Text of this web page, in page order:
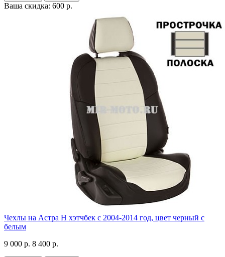
Ваша скидка: 600 р.
Чехлы на Астра H хэтчбек с 2004-2014 год, цвет черный с
белым
9 000 р. 8 400 р.